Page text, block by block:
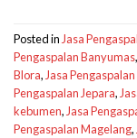
Posted in Jasa
Pengaspalan Banyumas,
Blora, Jasa
Pengaspalan Jepara,
kebumen, Jasa
Pengaspalan Magelang,